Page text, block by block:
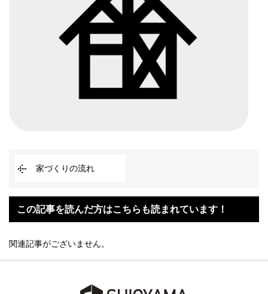
家づくりの流れ
この記事を読んだ方はこちらも読まれています！
関連記事がございません。